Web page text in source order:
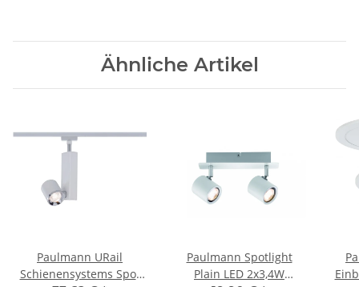
Ähnliche Artikel
Paulmann URail
Schienensystems Spot
Paulmann Spotlight
Plain LED 2x3,4W